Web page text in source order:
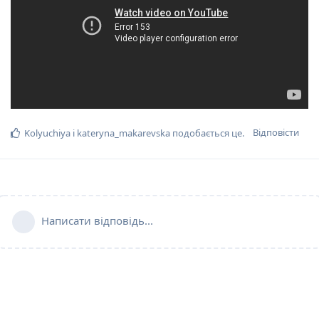
Відповісти
Kolyuchiya і kateryna_makarevska подобається це.
Написати відповідь...